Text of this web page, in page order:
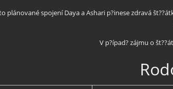
plánované spojení Daya a Ashari p?inese zdravá
V p?ípad? zájmu o